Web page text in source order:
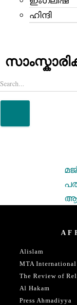
ഹിന്ദി
Alislam
MTA International
The Review of
Al Hakam
Press Ahmadiyya